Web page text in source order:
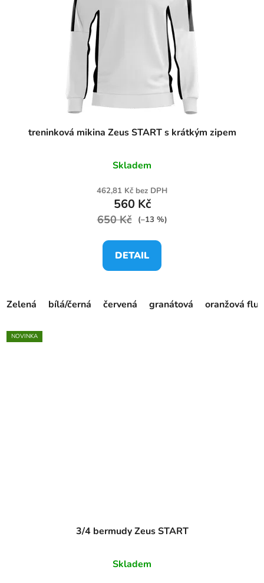
treninková mikina Zeus START s krátkým zipem
Skladem
462,81 Kč bez DPH
560 Kč
650 Kč (–13 %)
DETAIL
Zelená bílá/černá červená granátová oranžová fluo
NOVINKA
3/4 bermudy Zeus START
Skladem